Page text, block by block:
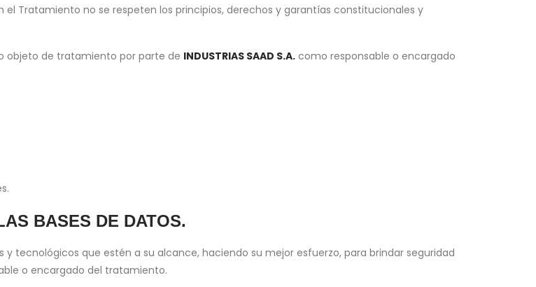
Tratamiento no se respeten los principios, derechos y garantías constitucionales y
objeto de tratamiento por parte de INDUSTRIAS SAAD S.A. como responsable o encargado
BASES DE DATOS.
tecnológicos que estén a su alcance, haciendo su mejor esfuerzo, para brindar seguridad
o encargado del tratamiento.